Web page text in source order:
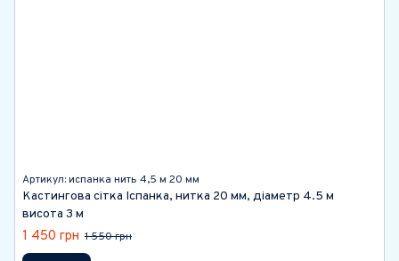
Артикул: испанка нить 4,5 м 20 мм
Кастингова сітка Іспанка, нитка 20 мм, діаметр 4.5 м
висота 3 м
1 450 грн 1 550 грн